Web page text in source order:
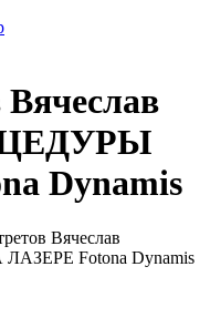
Dynamis
Вячеслав
Fotona Dynamis